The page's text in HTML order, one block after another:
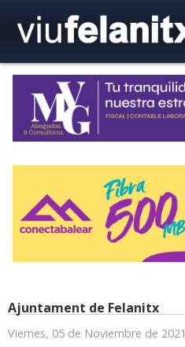
Ajuntament de Felanitx
Viernes, 05 de Noviembre de 2021